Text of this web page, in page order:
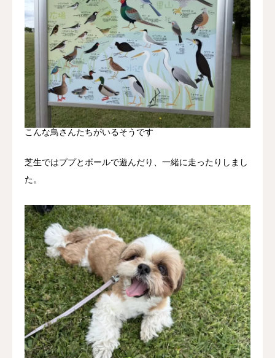
こんな鳥さんたちがいるそうです
芝生ではププとボールで遊んだり、一緒に走ったりしまし
た。